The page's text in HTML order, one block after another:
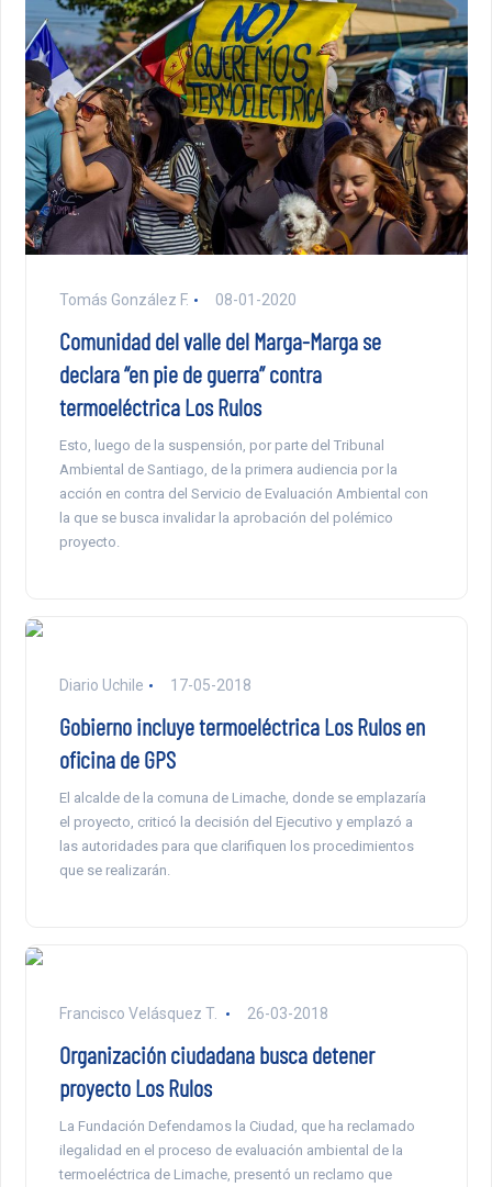
Tomás González F. 08-01-2020
Comunidad del valle del Marga-Marga se
declara “en pie de guerra” contra
termoeléctrica Los Rulos
Esto, luego de la suspensión, por parte del Tribunal
Ambiental de Santiago, de la primera audiencia por la
acción en contra del Servicio de Evaluación Ambiental con
la que se busca invalidar la aprobación del polémico
proyecto.
Diario Uchile 17-05-2018
Gobierno incluye termoeléctrica Los Rulos en
oficina de GPS
El alcalde de la comuna de Limache, donde se emplazaría
el proyecto, criticó la decisión del Ejecutivo y emplazó a
las autoridades para que clarifiquen los procedimientos
que se realizarán.
Francisco Velásquez T. 26-03-2018
Organización ciudadana busca detener
proyecto Los Rulos
La Fundación Defendamos la Ciudad, que ha reclamado
ilegalidad en el proceso de evaluación ambiental de la
termoeléctrica de Limache, presentó un reclamo que